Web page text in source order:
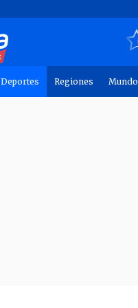
Deportes Regiones Mundo